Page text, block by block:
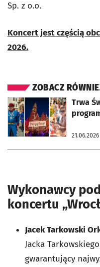
Sp. z o.o.
Koncert jest częścią
2026.
ZOBACZ
Trwa
21.06.2026
otworzy się w nowej karcie
Wykonawcy
koncertu
Jacek Tarkowski
Jacka
gwarantujący